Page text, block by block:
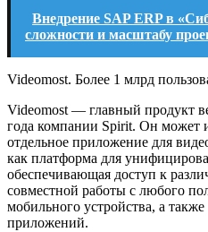
Внедрение SAP ERP в
сложности и масштабу
Videomost. Более 1 млрд
Videomost — главный продукт
года компании Spirit. Он может
отдельное приложение для
как платформа для
обеспечивающая доступ к
совместной работы с любого
мобильного устройства, а
приложений.